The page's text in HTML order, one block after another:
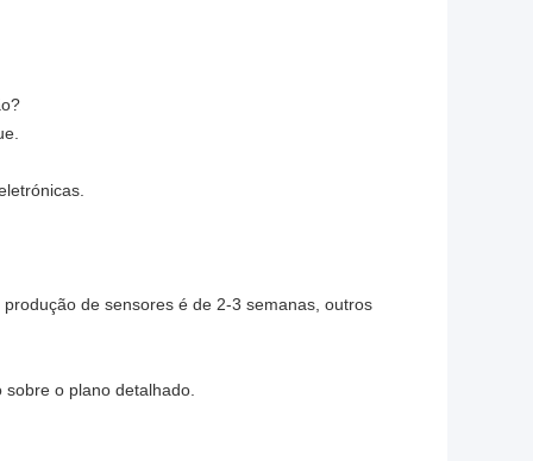
de sensores é de 2-3 semanas, outros
sobre o plano detalhado.